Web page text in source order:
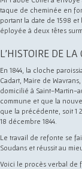
taque de cheminée en
portant la date de 1598 et
éployée à deux têtes
L'HISTOIRE DE LA
En 1844, la cloche
Cadart, Maire de
domicilié à Saint-Martin-
commune et que la
que la précédente, soit 1
18 décembre 1844.
Le travail de refonte se
Soudans et réussit au
Voici le procès verbal de